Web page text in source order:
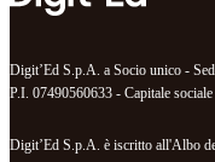
Digit’Ed S.p.A. a Socio unico -
P.I. 07490560633 - Capitale
Digit’Ed S.p.A. è iscritto all'Albo